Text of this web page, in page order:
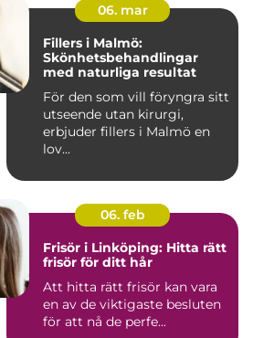
06. mar
Fillers i Malmö:
Skönhetsbehandlingar
med naturliga resultat
För den som vill föryngra sitt
utseende utan kirurgi,
erbjuder fillers i Malmö en
lov...
06. feb
Frisör i Linköping: Hitta rätt
frisör för ditt hår
Att hitta rätt frisör kan vara
en av de viktigaste besluten
för att nå de perfe...